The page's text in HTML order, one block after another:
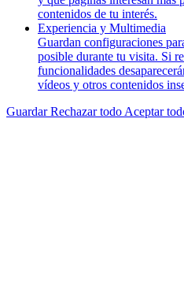
contenidos de tu interés.
Experiencia y Multimedia
Guardan configuraciones
posible durante tu visita. Si
funcionalidades
vídeos y otros contenidos
GuardarRechazar todo Aceptar